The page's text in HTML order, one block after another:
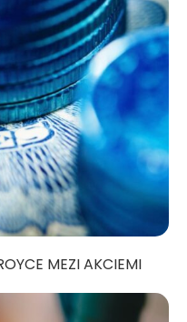
MEZI AKCIEMI